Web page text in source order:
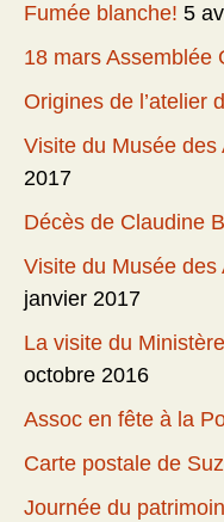
Fumée blanche! 5
18 mars Assemblée
Origines de l’atelier
Visite du Musée
2017
Décès de Claudine
Visite du Musée
janvier 2017
La visite du
octobre 2016
Assoc en fête à la
Carte postale de
Journée du